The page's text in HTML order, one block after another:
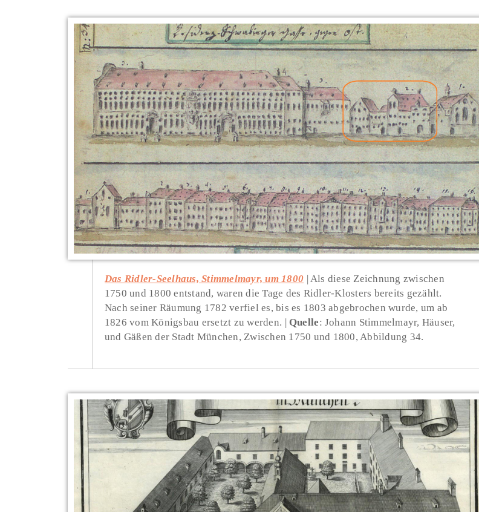
Das Ridler-Seelhaus, Stimmelmayr, um 1800
Als diese Zeichnung zwischen
1750 und 1800 entstand, waren die Tage des Ridler-Klosters bereits gezählt.
Nach seiner Räumung 1782 verfiel es, bis es 1803 abgebrochen wurde, um ab
1826 vom Königsbau ersetzt zu werden.
Quelle: Johann Stimmelmayr, Häuser,
und Gäßen der Stadt München, Zwischen 1750 und 1800, Abbildung 34.